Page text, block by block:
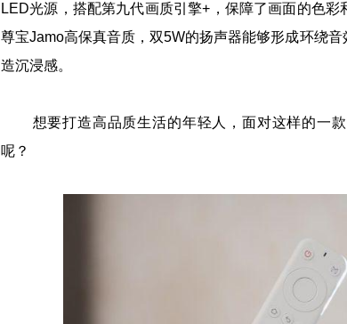
LED光源，搭配第九代画质引擎+，保障了画面的色
尊宝Jamo高保真音质，双5W的扬声器能够形成环绕
造沉浸感。
想要打造高品质生活的年轻人，面对这样的一款
呢？